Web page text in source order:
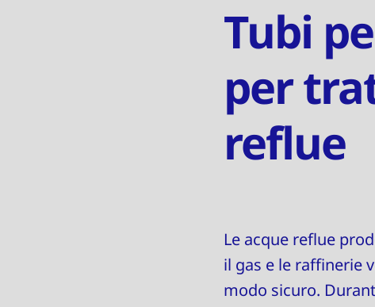
Tubi
per
reflue
Le acque reflue
il gas e le raffinerie
modo sicuro.